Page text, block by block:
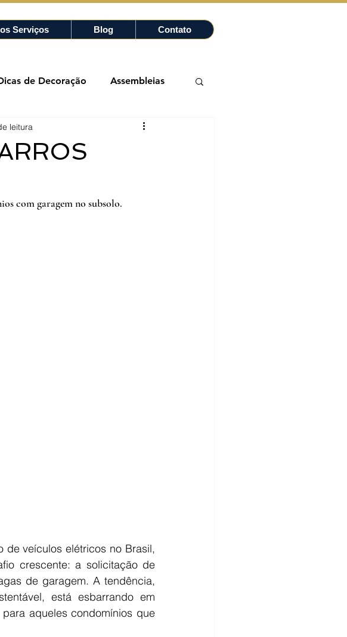
Serviços Blog Contato
de Decoração Assembleias
Veículos Elétricos
leitura
com garagem no subsolo.
de veículos elétricos no Brasil,
crescente: a solicitação de
de garagem. A tendência,
está esbarrando em
aqueles condomínios que